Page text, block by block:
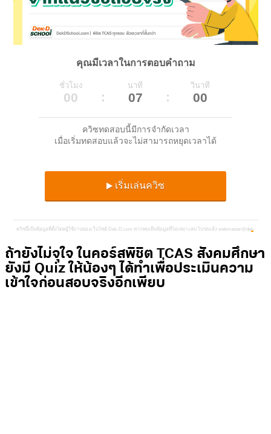
ถ้ายังไม่จุใจ ในคอร์สพิชิต TCAS สังคมศึกษา
ยังมี Quiz ให้น้องๆ ได้ทำเพื่อประเมินความ
เข้าใจก่อนสอบจริงอีกเพียบ